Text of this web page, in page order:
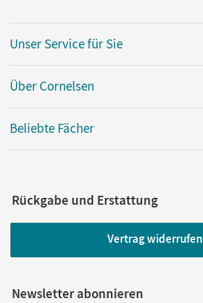
Unser Service für Sie
Über Cornelsen
Beliebte Fächer
Rückgabe und Erstattung
Vertrag widerrufen
Newsletter abonnieren